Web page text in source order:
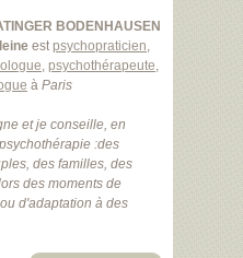
BODENHAUSEN
estpsychopraticien,
, psychothérapeute,
à Paris
et je conseille, en
:des
des familles, des
des moments de
d'adaptation à des